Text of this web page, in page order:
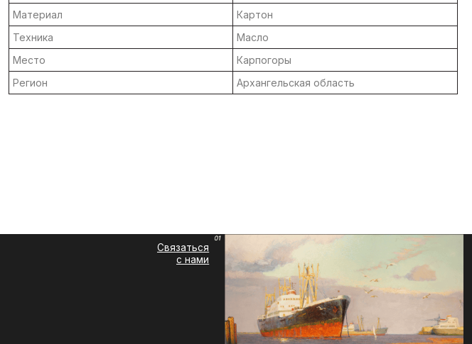
Материал
Картон
Техника
Масло
Место
Карпогоры
Регион
Архангельская область